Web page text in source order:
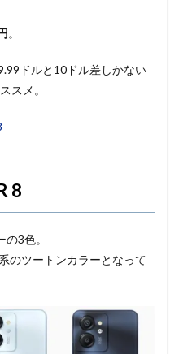
。
ドルと10ドル差しかない
スメ。
8
3色。
のツートンカラーとなって